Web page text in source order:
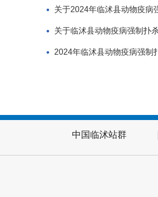
关于2024年临沭县动物疫病
关于临沭县动物疫病强制扑
2024年临沭县动物疫病强制
中国临沭站群